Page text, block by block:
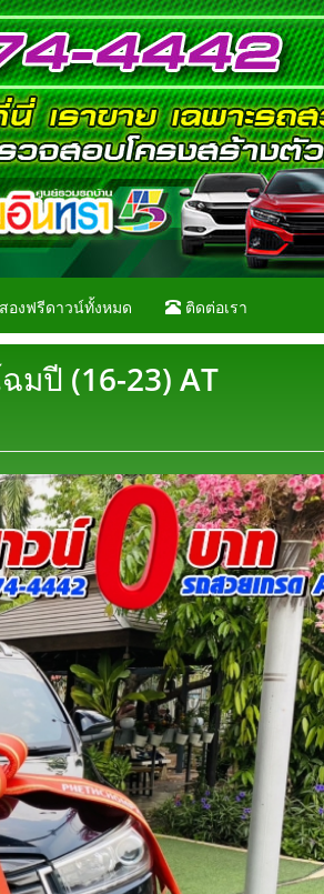
องฟรีดาวน์ทั้งหมด ติดต่อเรา
มปี (16-23) AT